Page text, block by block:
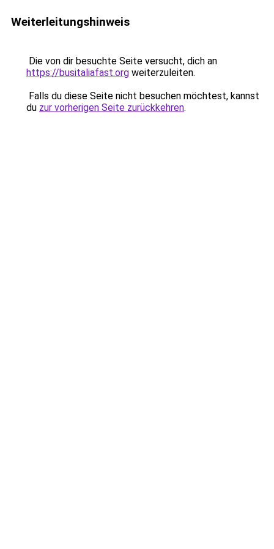
Weiterleitungshinweis
Die von dir besuchte Seite versucht, dich an
https://busitaliafast.org weiterzuleiten.
Falls du diese Seite nicht besuchen möchtest, kannst
du zur vorherigen Seite zurückkehren.